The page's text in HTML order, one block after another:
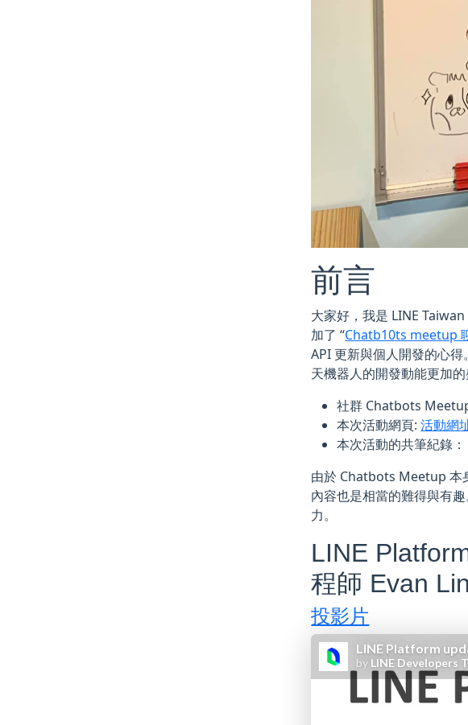
前言
大家好，我是 LINE
加了 “Chatb10ts meetup
API 更新與個人開發的心
天機器人的開發動能更加的
社群 Chatbots
本次活動網頁:活動網
本次活動的共筆紀錄
由於 Chatbots Meetup 本
內容也是相當的難得與有
力。
LINE
程師 Evan Lin
投影片